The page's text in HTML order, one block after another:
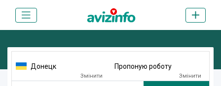
Донецк
Змінити
Пропоную роботу
Змінити